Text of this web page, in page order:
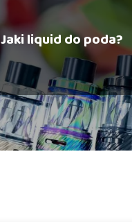
Jaki liquid do poda?